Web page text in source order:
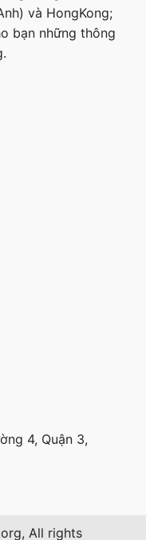
và HongKong;
bạn những thông
4, Quận 3,
All rights